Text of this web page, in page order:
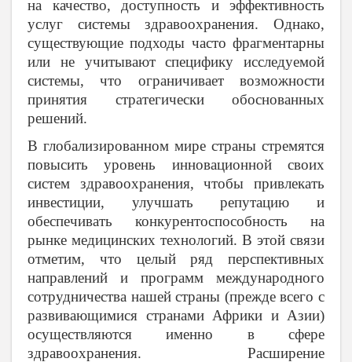
на качество, доступность и эффективность
услуг системы здравоохранения. Однако,
существующие подходы часто фрагментарны
или не учитывают специфику исследуемой
системы, что ограничивает возможности
принятия стратегически обоснованных
решений.
В глобализированном мире страны стремятся
повысить уровень инновационной своих
систем здравоохранения, чтобы привлекать
инвестиции, улучшать репутацию и
обеспечивать конкурентоспособность на
рынке медицинских технологий. В этой связи
отметим, что целый ряд перспективных
направлений и программ международного
сотрудничества нашей страны (прежде всего с
развивающимися странами Африки и Азии)
осуществляются именно в сфере
здравоохранения. Расширение